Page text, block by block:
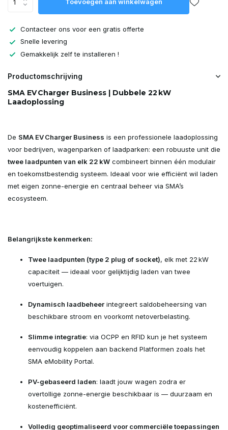
Contacteer ons voor een gratis offerte
Snelle levering
Gemakkelijk zelf te installeren !
Productomschrijving
SMA EV Charger Business | Dubbele 22 kW
Laadoplossing
De SMA EV Charger Business is een professionele laadoplossing
voor bedrijven, wagenparken of laadparken: een robuuste unit die
twee laadpunten van elk 22 kW combineert binnen één modulair
en toekomstbestendig systeem. Ideaal voor wie efficiënt wil laden
met eigen zonne-energie en centraal beheer via SMA’s
ecosysteem.
Belangrijkste kenmerken:
Twee laadpunten (type 2 plug of socket), elk met 22 kW
capaciteit — ideaal voor gelijktijdig laden van twee
voertuigen.
Dynamisch laadbeheer integreert saldobeheersing van
beschikbare stroom en voorkomt netoverbelasting.
Slimme integratie: via OCPP en RFID kun je het systeem
eenvoudig koppelen aan backend Platformen zoals het
SMA eMobility Portal.
PV-gebaseerd laden: laadt jouw wagen zodra er
overtollige zonne-energie beschikbaar is — duurzaam en
kostenefficiënt.
Volledig geoptimaliseerd voor commerciële toepassingen